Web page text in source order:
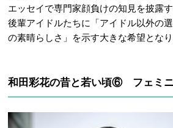
エッセイで専門家顔負けの知見を披露
後輩アイドルたちに「アイドル以外の
の素晴らしさ」を示す大きな希望となり
和田彩花の昔と若い頃⑥ フェミ